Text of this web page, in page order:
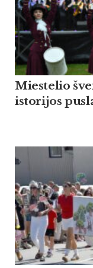
Miestelio
istorijos